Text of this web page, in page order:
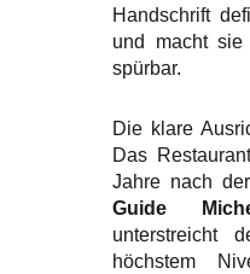
Handschrift
und macht
spürbar.
Die klare
Das
Jahre nach
Guide
unterstreicht
höchstem